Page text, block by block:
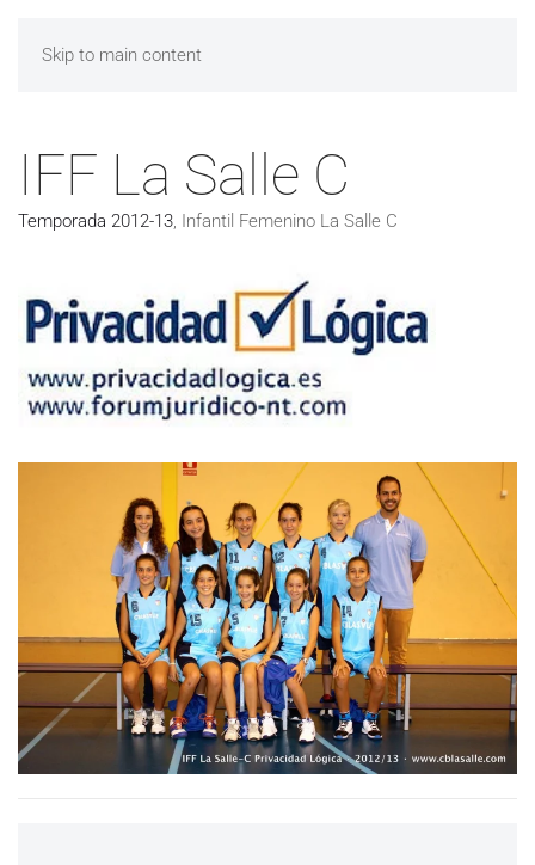
Skip to main content
IFF La Salle C
Temporada 2012-13, Infantil Femenino La Salle C